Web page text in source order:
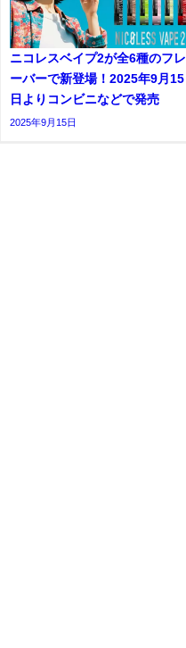
ニコレスベイプ2が全6種のフレ
ーバーで新登場！2025年9月15
日よりコンビニなどで発売
2025年9月15日